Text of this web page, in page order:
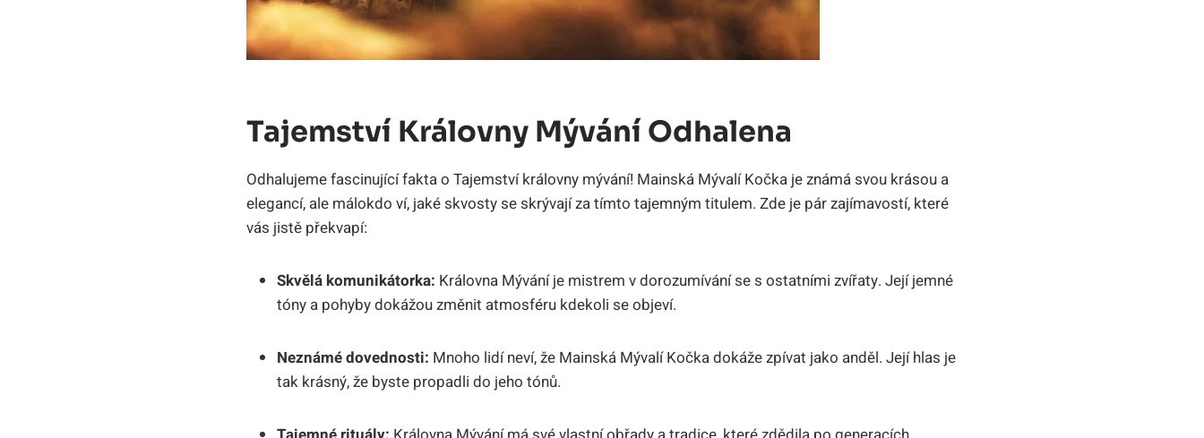
Tajemství Královny Mývání Odhalena
Odhalujeme fascinující fakta o Tajemství královny mývání! Mainská Mývalí Kočka je známá svou krásou a
elegancí, ale málokdo ví, jaké skvosty se skrývají za tímto tajemným titulem. Zde je pár zajímavostí, které
vás jistě překvapí:
Skvělá komunikátorka: Královna Mývání je mistrem v dorozumívání se s ostatními zvířaty. Její jemné
tóny a pohyby dokážou změnit atmosféru kdekoli se objeví.
Neznámé dovednosti: Mnoho lidí neví, že Mainská Mývalí Kočka dokáže zpívat jako anděl. Její hlas je
tak krásný, že byste propadli do jeho tónů.